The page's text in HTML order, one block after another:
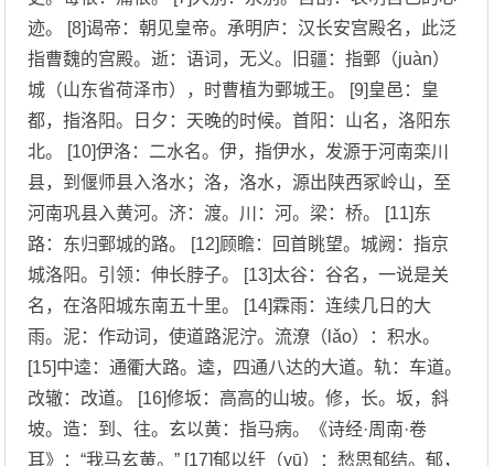
迹。 [8]谒帝：朝见皇帝。承明庐：汉长安宫殿名，此泛
指曹魏的宫殿。逝：语词，无义。旧疆：指鄄（juàn）
城（山东省荷泽市），时曹植为鄄城王。 [9]皇邑：皇
都，指洛阳。日夕：天晚的时候。首阳：山名，洛阳东
北。 [10]伊洛：二水名。伊，指伊水，发源于河南栾川
县，到偃师县入洛水；洛，洛水，源出陕西冢岭山，至
河南巩县入黄河。济：渡。川：河。梁：桥。 [11]东
路：东归鄄城的路。 [12]顾瞻：回首眺望。城阙：指京
城洛阳。引领：伸长脖子。 [13]太谷：谷名，一说是关
名，在洛阳城东南五十里。 [14]霖雨：连续几日的大
雨。泥：作动词，使道路泥泞。流潦（lǎo）：积水。
[15]中逵：通衢大路。逵，四通八达的大道。轨：车道。
改辙：改道。 [16]修坂：高高的山坡。修，长。坂，斜
坡。造：到、往。玄以黄：指马病。《诗经·周南·卷
耳》：“我马玄黄。” [17]郁以纡（yū）：愁思郁结。郁，